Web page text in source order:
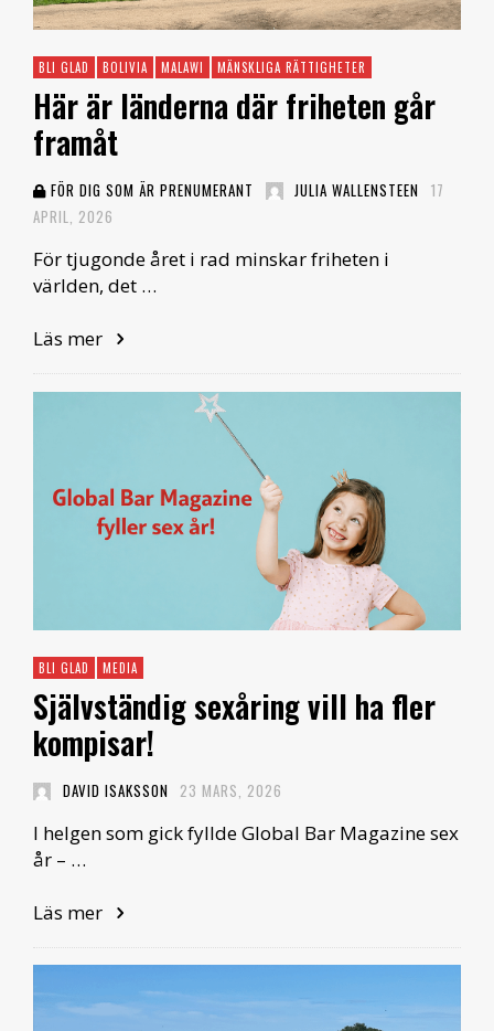
BLI GLAD BOLIVIA MALAWI MÄNSKLIGA RÄTTIGHETER
Här är länderna där friheten går
framåt
FÖR DIG SOM ÄR PRENUMERANT JULIA WALLENSTEEN 17
APRIL, 2026
För tjugonde året i rad minskar friheten i
världen, det …
Läs mer
BLI GLAD MEDIA
Självständig sexåring vill ha fler
kompisar!
DAVID ISAKSSON 23 MARS, 2026
I helgen som gick fyllde Global Bar Magazine sex
år – …
Läs mer